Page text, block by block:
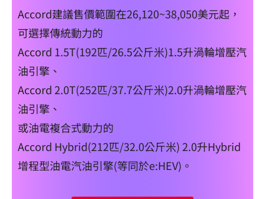
Accord建議售價範圍在26,120~38,050美元起，
可選擇傳統動力的
Accord 1.5T(192匹/26.5公斤米)1.5升渦輪增壓汽
油引擎、
Accord 2.0T(252匹/37.7公斤米)2.0升渦輪增壓汽
油引擎、
或油電複合式動力的
Accord Hybrid(212匹/32.0公斤米) 2.0升Hybrid
增程型油電汽油引擎(等同於e:HEV)。